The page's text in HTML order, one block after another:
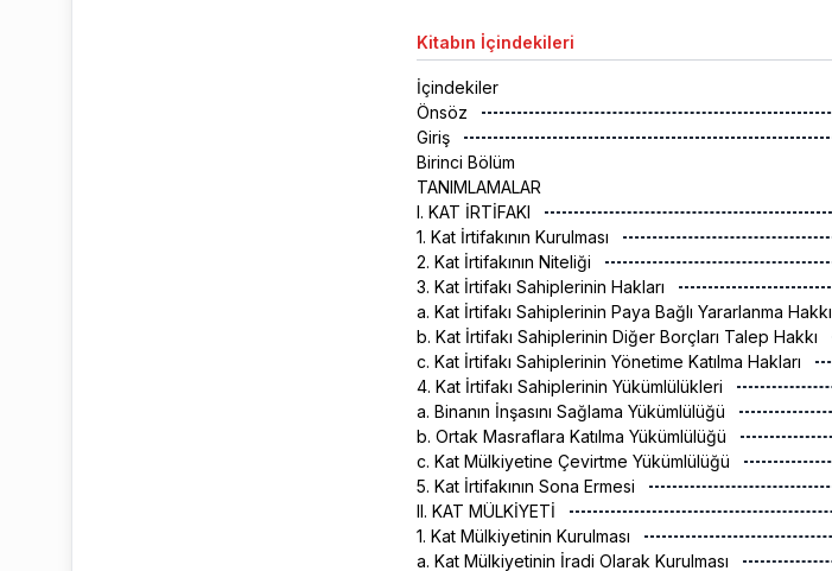
Kitabın İçindekileri
İçindekiler
Önsöz
Giriş
Birinci Bölüm
TANIMLAMALAR
I. KAT İRTİFAKI
1. Kat İrtifakının Kurulması
2. Kat İrtifakının Niteliği
3. Kat İrtifakı Sahiplerinin Hakları
a. Kat İrtifakı Sahiplerinin Paya Bağlı Yararlanma Hakkı
b. Kat İrtifakı Sahiplerinin Diğer Borçları Talep Hakkı
c. Kat İrtifakı Sahiplerinin Yönetime Katılma Hakları
4. Kat İrtifakı Sahiplerinin Yükümlülükleri
a. Binanın İnşasını Sağlama Yükümlülüğü
b. Ortak Masraflara Katılma Yükümlülüğü
c. Kat Mülkiyetine Çevirtme Yükümlülüğü
5. Kat İrtifakının Sona Ermesi
II. KAT MÜLKİYETİ
1. Kat Mülkiyetinin Kurulması
a. Kat Mülkiyetinin İradi Olarak Kurulması